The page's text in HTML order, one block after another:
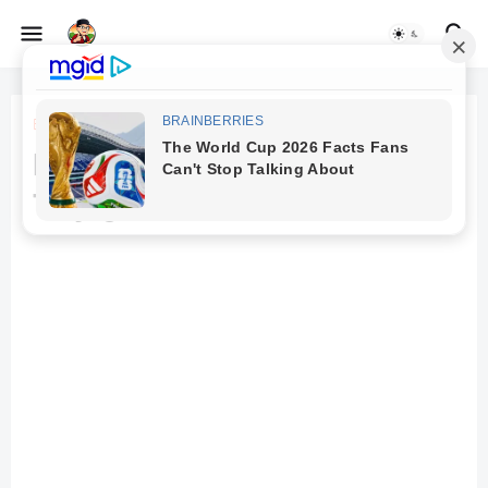
Beranda Nasehat Islam
Nasehat Islam Cara Agar
Terjaga Semua Urusan